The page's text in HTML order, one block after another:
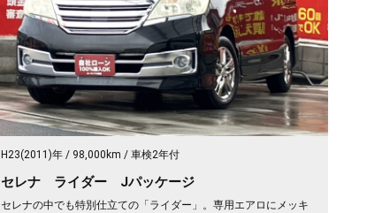
H23(2011)年 98,000km 車検2年付
セレナ ライダー Jパッケージ
セレナの中でも特別仕立ての「ライダー」。専用エアロにメッキ